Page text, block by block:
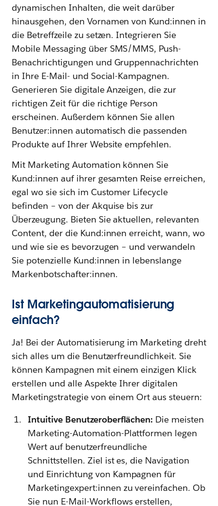
dynamischen Inhalten, die weit darüber
hinausgehen, den Vornamen von Kund:innen in
die Betreffzeile zu setzen. Integrieren Sie
Mobile Messaging über SMS/MMS, Push-
Benachrichtigungen und Gruppennachrichten
in Ihre E-Mail- und Social-Kampagnen.
Generieren Sie digitale Anzeigen, die zur
richtigen Zeit für die richtige Person
erscheinen. Außerdem können Sie allen
Benutzer:innen automatisch die passenden
Produkte auf Ihrer Website empfehlen.
Mit Marketing Automation können Sie
Kund:innen auf ihrer gesamten Reise erreichen,
egal wo sie sich im Customer Lifecycle
befinden – von der Akquise bis zur
Überzeugung. Bieten Sie aktuellen, relevanten
Content, der die Kund:innen erreicht, wann, wo
und wie sie es bevorzugen – und verwandeln
Sie potenzielle Kund:innen in lebenslange
Markenbotschafter:innen.
Ist Marketingautomatisierung
einfach?
Ja! Bei der Automatisierung im Marketing dreht
sich alles um die Benutzerfreundlichkeit. Sie
können Kampagnen mit einem einzigen Klick
erstellen und alle Aspekte Ihrer digitalen
Marketingstrategie von einem Ort aus steuern:
Intuitive Benutzeroberflächen: Die meisten
Marketing-Automation-Plattformen legen
Wert auf benutzerfreundliche
Schnittstellen. Ziel ist es, die Navigation
und Einrichtung von Kampagnen für
Marketingexpert:innen zu vereinfachen. Ob
Sie nun E-Mail-Workflows erstellen,